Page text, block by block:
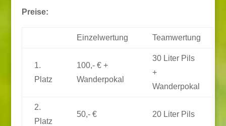
Preise:
Einzelwertung Teamwertung
1.
Platz
100,- € +
Wanderpokal
30 Liter Pils
+
Wanderpokal
2.
Platz
50,- € 20 Liter Pils